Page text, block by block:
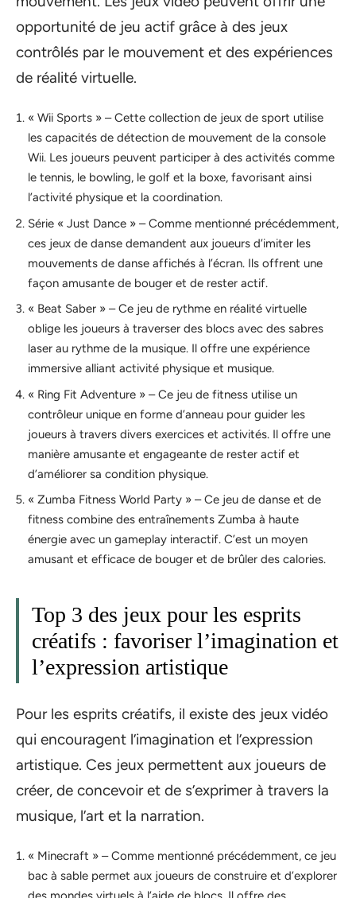
opportunité de jeu actif grâce à des jeux
contrôlés par le mouvement et des expériences
de réalité virtuelle.
« Wii Sports » – Cette collection de jeux de sport utilise
les capacités de détection de mouvement de la console
Wii. Les joueurs peuvent participer à des activités comme
le tennis, le bowling, le golf et la boxe, favorisant ainsi
l’activité physique et la coordination.
Série « Just Dance » – Comme mentionné précédemment,
ces jeux de danse demandent aux joueurs d’imiter les
mouvements de danse affichés à l’écran. Ils offrent une
façon amusante de bouger et de rester actif.
« Beat Saber » – Ce jeu de rythme en réalité virtuelle
oblige les joueurs à traverser des blocs avec des sabres
laser au rythme de la musique. Il offre une expérience
immersive alliant activité physique et musique.
« Ring Fit Adventure » – Ce jeu de fitness utilise un
contrôleur unique en forme d’anneau pour guider les
joueurs à travers divers exercices et activités. Il offre une
manière amusante et engageante de rester actif et
d’améliorer sa condition physique.
« Zumba Fitness World Party » – Ce jeu de danse et de
fitness combine des entraînements Zumba à haute
énergie avec un gameplay interactif. C’est un moyen
amusant et efficace de bouger et de brûler des calories.
Top 3 des jeux pour les esprits
créatifs : favoriser l’imagination et
l’expression artistique
Pour les esprits créatifs, il existe des jeux vidéo
qui encouragent l’imagination et l’expression
artistique. Ces jeux permettent aux joueurs de
créer, de concevoir et de s’exprimer à travers la
musique, l’art et la narration.
« Minecraft » – Comme mentionné précédemment, ce jeu
bac à sable permet aux joueurs de construire et d’explorer